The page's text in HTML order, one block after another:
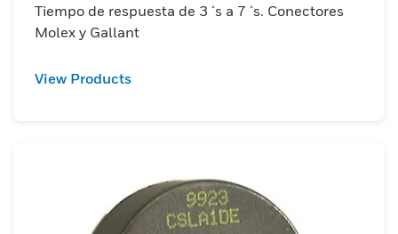
Tiempo de respuesta de 3 μs a 7 μs. Conectores
Molex y Gallant
View Products